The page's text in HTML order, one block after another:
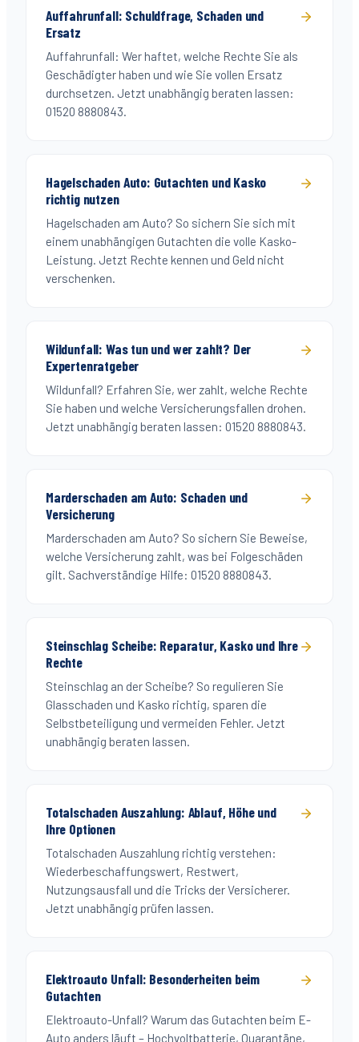
Auffahrunfall: Schuldfrage, Schaden und
Ersatz
Auffahrunfall: Wer haftet, welche Rechte Sie als
Geschädigter haben und wie Sie vollen Ersatz
durchsetzen. Jetzt unabhängig beraten lassen:
01520 8880843.
Hagelschaden Auto: Gutachten und Kasko
richtig nutzen
Hagelschaden am Auto? So sichern Sie sich mit
einem unabhängigen Gutachten die volle Kasko-
Leistung. Jetzt Rechte kennen und Geld nicht
verschenken.
Wildunfall: Was tun und wer zahlt? Der
Expertenratgeber
Wildunfall? Erfahren Sie, wer zahlt, welche Rechte
Sie haben und welche Versicherungsfallen drohen.
Jetzt unabhängig beraten lassen: 01520 8880843.
Marderschaden am Auto: Schaden und
Versicherung
Marderschaden am Auto? So sichern Sie Beweise,
welche Versicherung zahlt, was bei Folgeschäden
gilt. Sachverständige Hilfe: 01520 8880843.
Steinschlag Scheibe: Reparatur, Kasko und Ihre
Rechte
Steinschlag an der Scheibe? So regulieren Sie
Glasschaden und Kasko richtig, sparen die
Selbstbeteiligung und vermeiden Fehler. Jetzt
unabhängig beraten lassen.
Totalschaden Auszahlung: Ablauf, Höhe und
Ihre Optionen
Totalschaden Auszahlung richtig verstehen:
Wiederbeschaffungswert, Restwert,
Nutzungsausfall und die Tricks der Versicherer.
Jetzt unabhängig prüfen lassen.
Elektroauto Unfall: Besonderheiten beim
Gutachten
Elektroauto-Unfall? Warum das Gutachten beim E-
Auto anders läuft – Hochvoltbatterie, Quarantäne,